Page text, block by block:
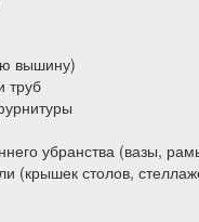
вышину)
труб
убранства (вазы,
(крышек столов,